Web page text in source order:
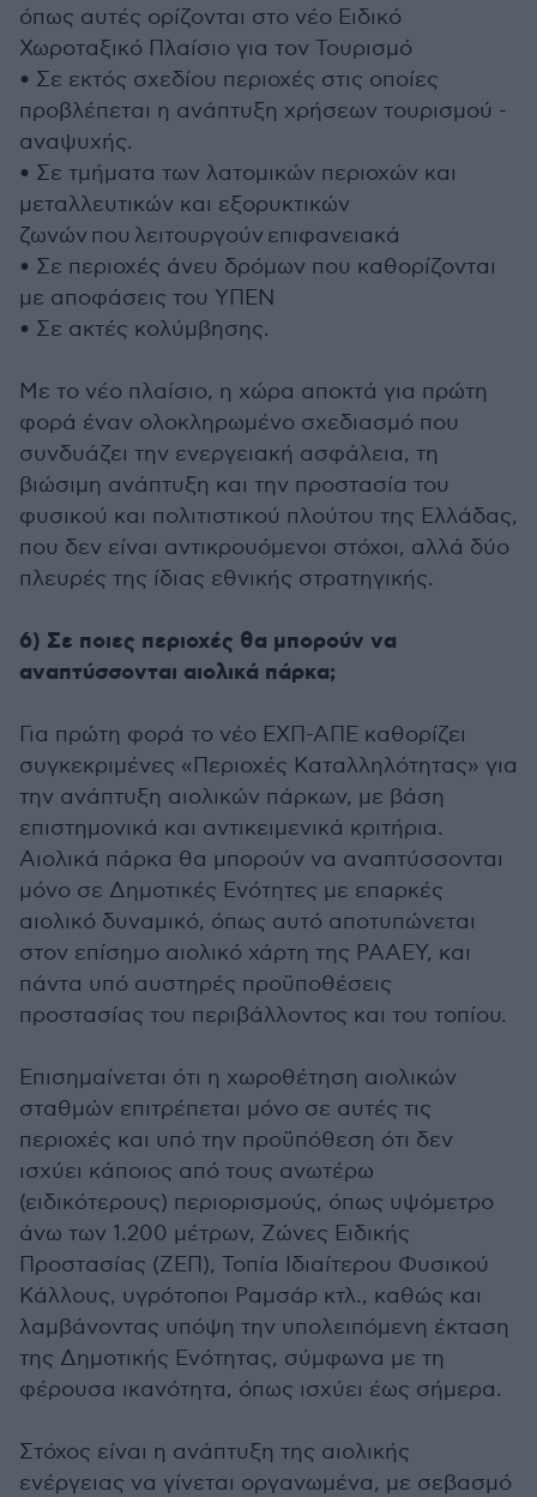
όπως αυτές ορίζονται στο νέο Ειδικό
Χωροταξικό Πλαίσιο για τον Τουρισμό
• Σε εκτός σχεδίου περιοχές στις οποίες
προβλέπεται η ανάπτυξη χρήσεων τουρισμού -
αναψυχής.
• Σε τμήματα των λατομικών περιοχών και
μεταλλευτικών και εξορυκτικών
ζωνών που λειτουργούν επιφανειακά
• Σε περιοχές άνευ δρόμων που καθορίζονται
με αποφάσεις του ΥΠΕΝ
• Σε ακτές κολύμβησης.
Με το νέο πλαίσιο, η χώρα αποκτά για πρώτη
φορά έναν ολοκληρωμένο σχεδιασμό που
συνδυάζει την ενεργειακή ασφάλεια, τη
βιώσιμη ανάπτυξη και την προστασία του
φυσικού και πολιτιστικού πλούτου της Ελλάδας,
που δεν είναι αντικρουόμενοι στόχοι, αλλά δύο
πλευρές της ίδιας εθνικής στρατηγικής.
6) Σε ποιες περιοχές θα μπορούν να
αναπτύσσονται αιολικά πάρκα;
Για πρώτη φορά το νέο ΕΧΠ-ΑΠΕ καθορίζει
συγκεκριμένες «Περιοχές Καταλληλότητας» για
την ανάπτυξη αιολικών πάρκων, με βάση
επιστημονικά και αντικειμενικά κριτήρια.
Αιολικά πάρκα θα μπορούν να αναπτύσσονται
μόνο σε Δημοτικές Ενότητες με επαρκές
αιολικό δυναμικό, όπως αυτό αποτυπώνεται
στον επίσημο αιολικό χάρτη της ΡΑΑΕΥ, και
πάντα υπό αυστηρές προϋποθέσεις
προστασίας του περιβάλλοντος και του τοπίου.
Επισημαίνεται ότι η χωροθέτηση αιολικών
σταθμών επιτρέπεται μόνο σε αυτές τις
περιοχές και υπό την προϋπόθεση ότι δεν
ισχύει κάποιος από τους ανωτέρω
(ειδικότερους) περιορισμούς, όπως υψόμετρο
άνω των 1.200 μέτρων, Ζώνες Ειδικής
Προστασίας (ΖΕΠ), Τοπία Ιδιαίτερου Φυσικού
Κάλλους, υγρότοποι Ραμσάρ κτλ., καθώς και
λαμβάνοντας υπόψη την υπολειπόμενη έκταση
της Δημοτικής Ενότητας, σύμφωνα με τη
φέρουσα ικανότητα, όπως ισχύει έως σήμερα.
Στόχος είναι η ανάπτυξη της αιολικής
ενέργειας να γίνεται οργανωμένα, με σεβασμό